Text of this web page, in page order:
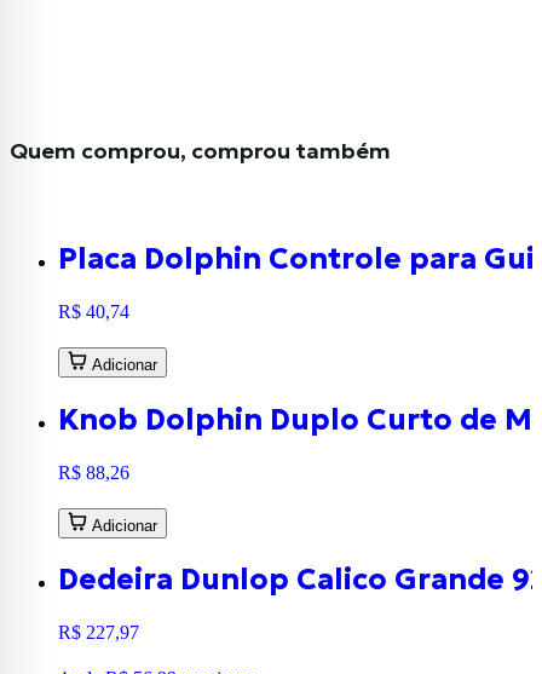
Quem comprou, comprou também
Placa Dolphin Controle para
R$ 40,74
Adicionar
Knob Dolphin Duplo Curto de
R$ 88,26
Adicionar
Dedeira Dunlop Calico Grande
R$ 227,97